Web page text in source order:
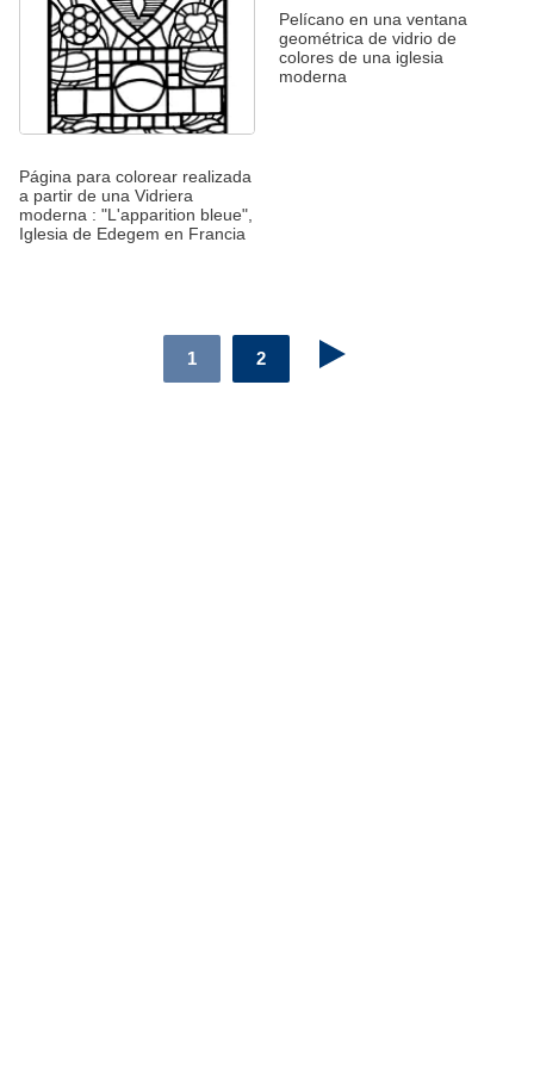
Página para colorear realizada
a partir de una Vidriera
moderna : "L'apparition bleue",
Iglesia de Edegem en Francia
Pelícano en una ventana
geométrica de vidrio de
colores de una iglesia
moderna
1 2